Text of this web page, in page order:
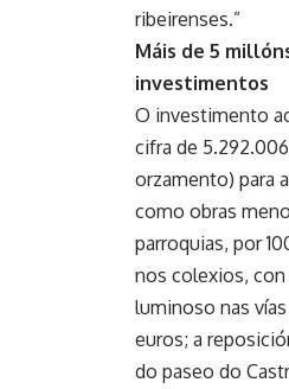
ribeirenses.”
Máis de 5
investimentos
O investimento
cifra de
orzamento) para
como obras
parroquias, por
nos colexios,
luminoso nas
euros; a
do paseo do